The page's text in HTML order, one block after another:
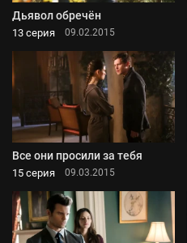
Дьявол обречён
13 серия 09.02.2015
Все они просили за тебя
15 серия 09.03.2015